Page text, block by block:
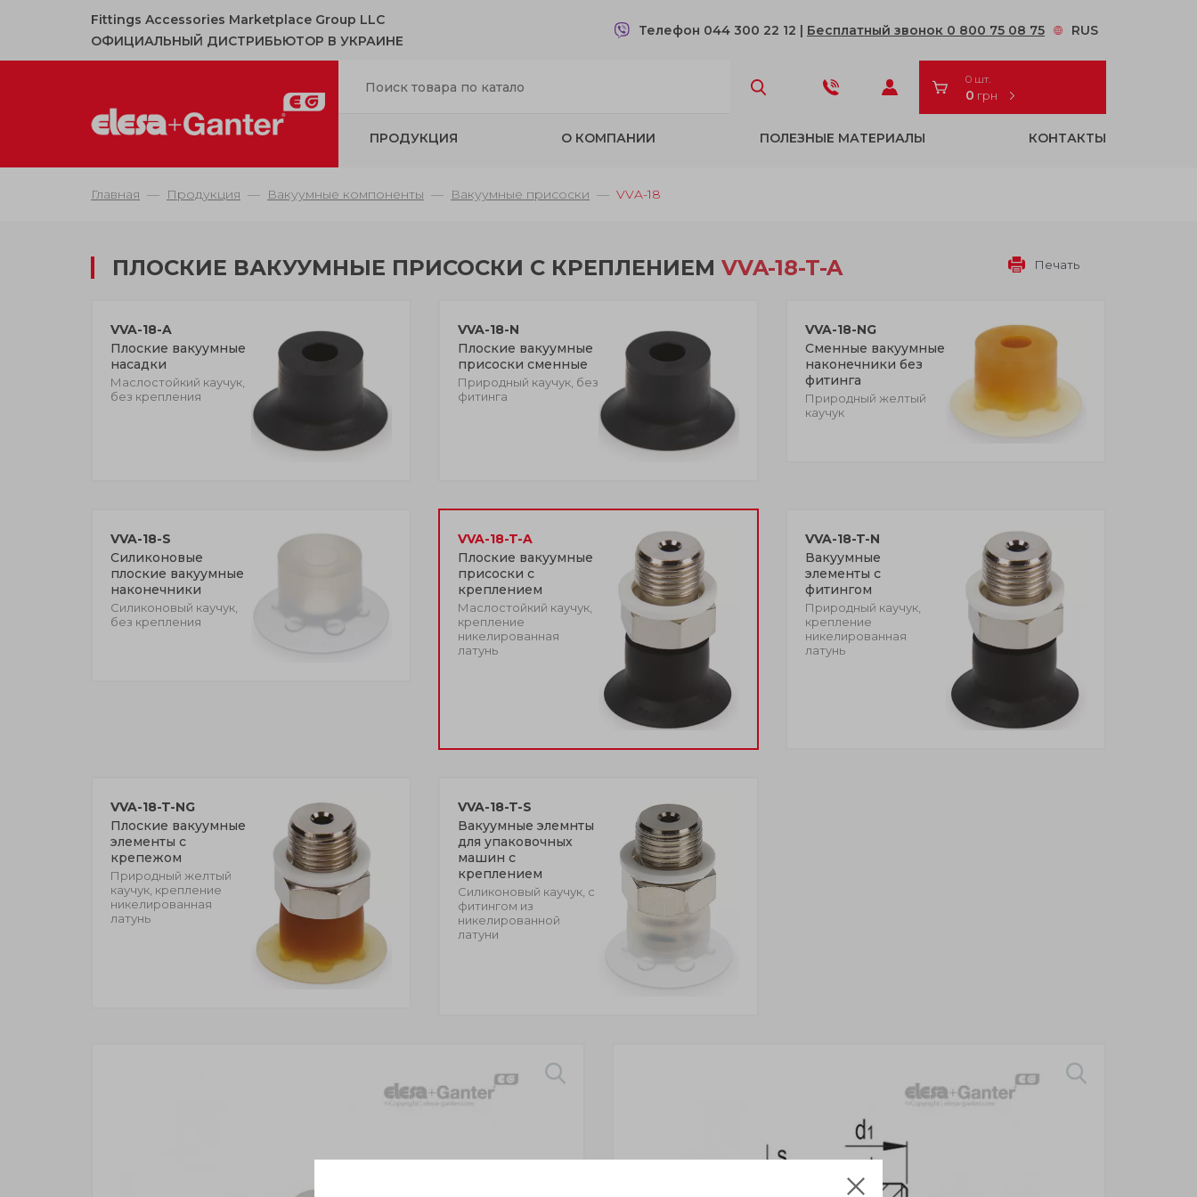
Fittings Accessories Marketplace Group LLC
ОФИЦИАЛЬНЫЙ ДИСТРИБЬЮТОР В УКРАИНЕ
Телефон 044 300 22 12 | Бесплатный звонок 0 800 75 08 75 RUS
0 шт.
0 грн
ПРОДУКЦИЯ О КОМПАНИИ ПОЛЕЗНЫЕ МАТЕРИАЛЫ КОНТАКТЫ
Главная Продукция Вакуумные компоненты Вакуумные присоски VVA-18
ПЛОСКИЕ ВАКУУМНЫЕ ПРИСОСКИ С КРЕПЛЕНИЕМ VVA-18-T-A Печать
VVA-18-A
Плоские вакуумные
насадки
Маслостойкий каучук,
без крепления
VVA-18-N
Плоские вакуумные
присоски сменные
Природный каучук, без
фитинга
VVA-18-NG
Сменные вакуумные
наконечники без
фитинга
Природный желтый
каучук
VVA-18-S
Силиконовые
плоские вакуумные
наконечники
Силиконовый каучук,
без крепления
VVA-18-T-A
Плоские вакуумные
присоски с
креплением
Маслостойкий каучук,
крепление
никелированная
латунь
VVA-18-T-N
Вакуумные
элементы с
фитингом
Природный каучук,
крепление
никелированная
латунь
VVA-18-T-NG
Плоские вакуумные
элементы с
крепежом
Природный желтый
каучук, крепление
никелированная
латунь
VVA-18-T-S
Вакуумные элемнты
для упаковочных
машин с
креплением
Силиконовый каучук, с
фитингом из
никелированной
латуни